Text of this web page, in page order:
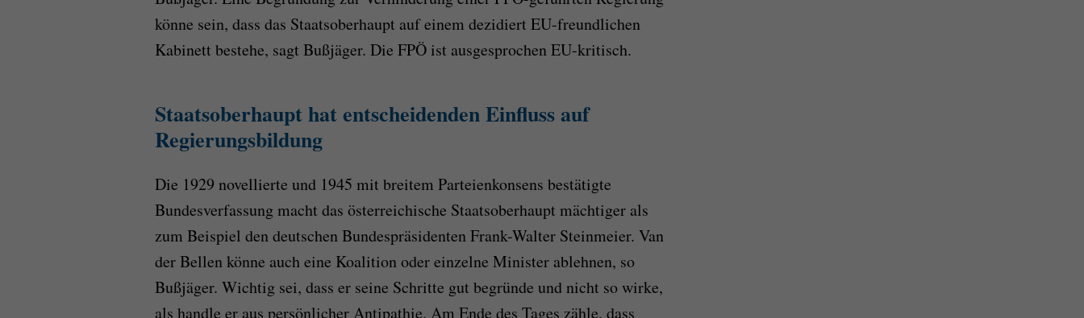
könne sein, dass das Staatsoberhaupt auf einem dezidiert EU-freundlichen
Kabinett bestehe, sagt Bußjäger. Die FPÖ ist ausgesprochen EU-kritisch.
Staatsoberhaupt hat entscheidenden Einfluss auf
Regierungsbildung
Die 1929 novellierte und 1945 mit breitem Parteienkonsens bestätigte
Bundesverfassung macht das österreichische Staatsoberhaupt mächtiger als
zum Beispiel den deutschen Bundespräsidenten Frank-Walter Steinmeier. Van
der Bellen könne auch eine Koalition oder einzelne Minister ablehnen, so
Bußjäger. Wichtig sei, dass er seine Schritte gut begründe und nicht so wirke,
als handle er aus persönlicher Antipathie. Am Ende des Tages zähle, dass